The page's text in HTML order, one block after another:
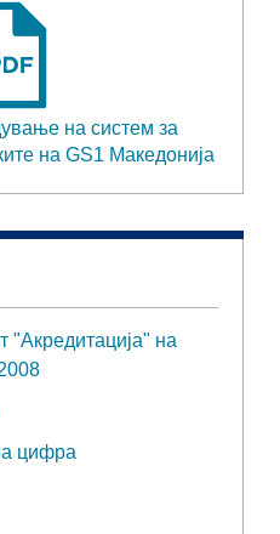
на систем за
на GS1 Македонија
"Акредитација" на
цифра